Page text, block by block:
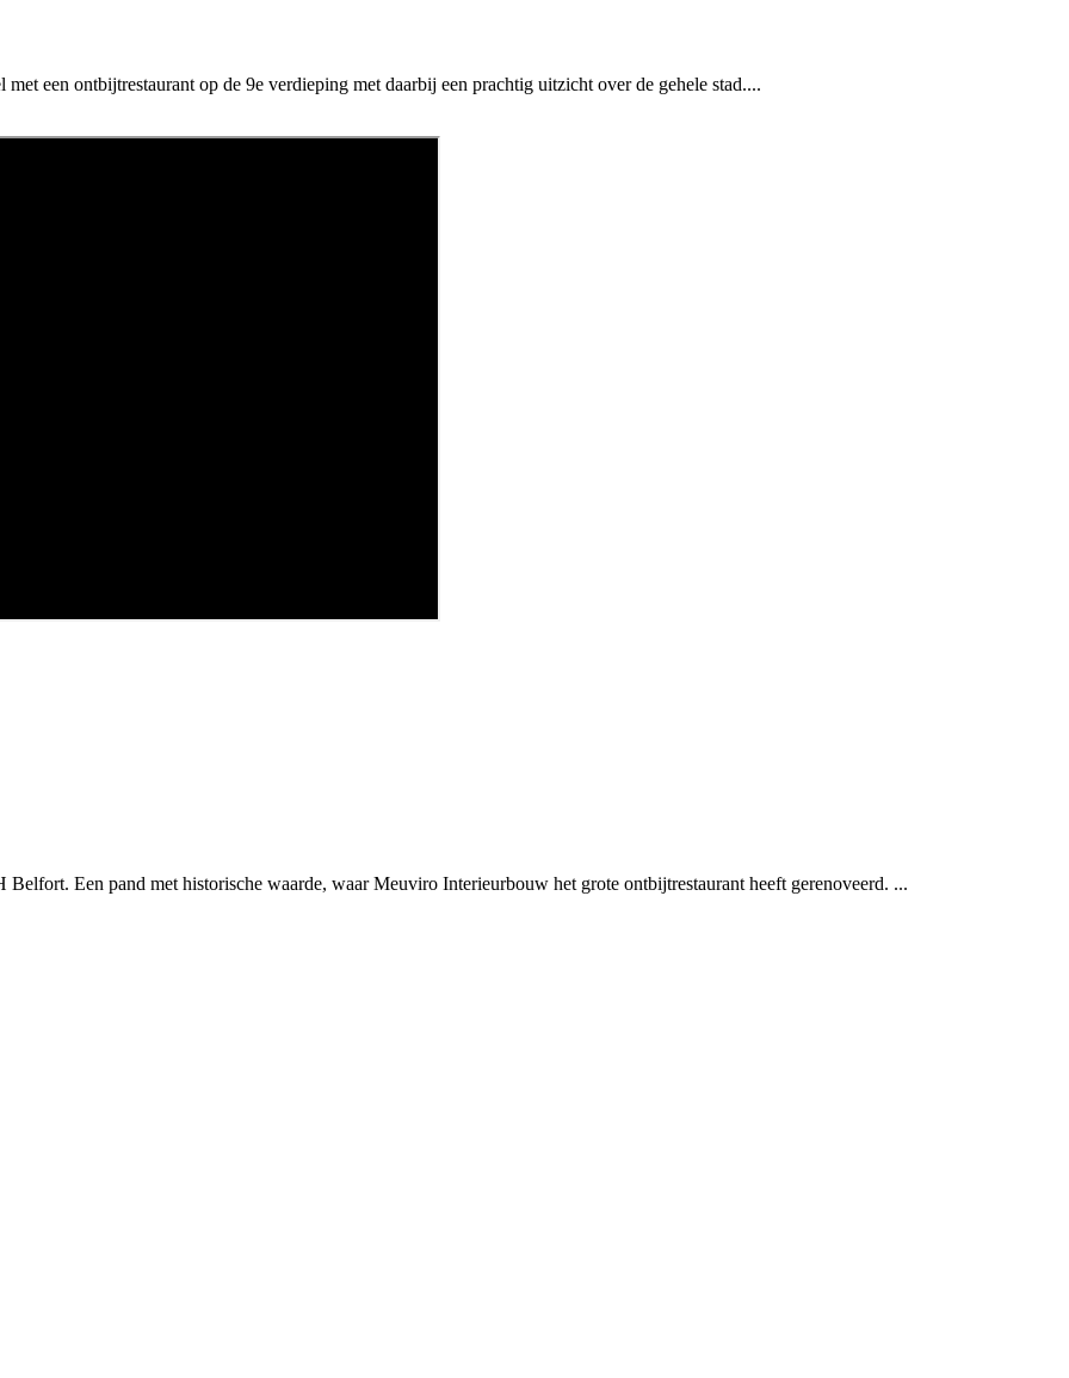
een ontbijtrestaurant op de 9e verdieping met daarbij een prachtig uitzicht over de gehele stad....
Een pand met historische waarde, waar Meuviro Interieurbouw het grote ontbijtrestaurant heeft gerenoveerd. ...